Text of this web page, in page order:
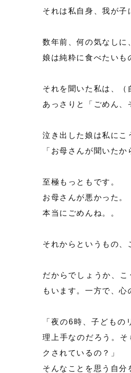
それは私自身、我が子
数年前、何の気なしに
娘は純粋に食べたいも
それを聞いた私は、（
あっさりと「ごめん、
泣き出した娘は私にこ
「お母さんが聞いた
至極もっともです。
お母さんが悪かった。
本当にごめんね。。
それからというもの、
だからでしょうか、
もいます。一方で、心
「夜の6時、子ども
理上手なのだろう。
クされているの？」
そんなことを思う自